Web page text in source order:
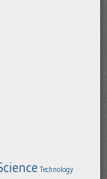
Technology